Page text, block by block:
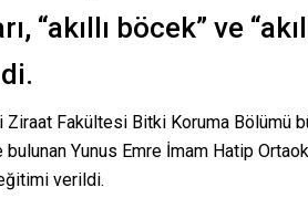
“akıllı böcek” ve
Fakültesi Bitki Koruma Bölümü
Yunus Emre İmam Hatip
verildi.